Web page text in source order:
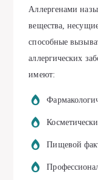
Аллергенами
вещества,
способные
аллергических
имеют:
Пищевой